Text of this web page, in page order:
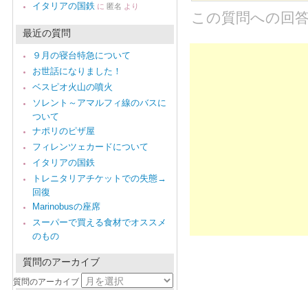
この質問への回
イタリアの国鉄 に 匿名 より
最近の質問
９月の寝台特急について
お世話になりました！
ベスピオ火山の噴火
ソレント～アマルフィ線のバスに
ついて
ナポリのピザ屋
フィレンツェカードについて
イタリアの国鉄
トレニタリアチケットでの失態→
回復
Marinobusの座席
スーパーで買える食材でオススメ
のもの
質問のアーカイブ
質問のアーカイブ